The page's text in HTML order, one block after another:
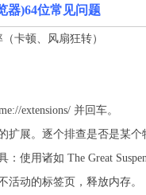
器)64位常见问题
卡顿、风扇狂转）
extensions/ 并回车。
扩展。逐个排查是否是某个
：使用诸如 The Great
活动的标签页，释放内存。